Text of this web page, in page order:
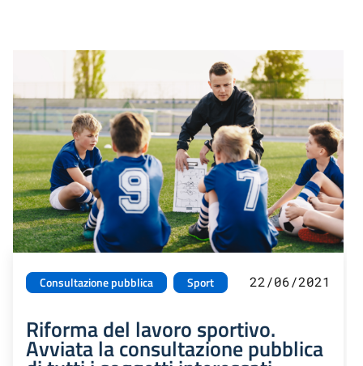
Consultazione pubblica Sport 22/06/2021
Riforma del lavoro sportivo.
Avviata la consultazione pubblica